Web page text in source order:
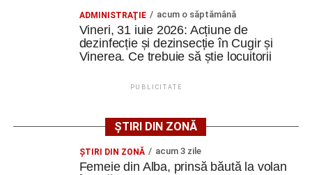
Bob Dylan.
Organizatorii anunță că participanții vor avea la dispoziție
câteva beanbag-uri pentru un plus de confort, iar la fața
locului vor putea fi cumpărate popcorn, băuturi răcoritoare
Cei care doresc să participe sunt încurajați să vină cu o
pătură sau un scaun pliant, pentru a se bucura în cele mai
bune condiții de proiecțiile în aer liber.
ADMINISTRAŢIE acum o săptămână
Vineri, 31 iuie 2026: Acțiune de
dezinfecție și dezinsecție în Cugir și
Vinerea. Ce trebuie să știe locuitorii
PUBLICITATE
ȘTIRI DIN ZONĂ
ŞTIRI DIN ZONĂ acum 3 zile
Femeie din Alba, prinsă băută la volan